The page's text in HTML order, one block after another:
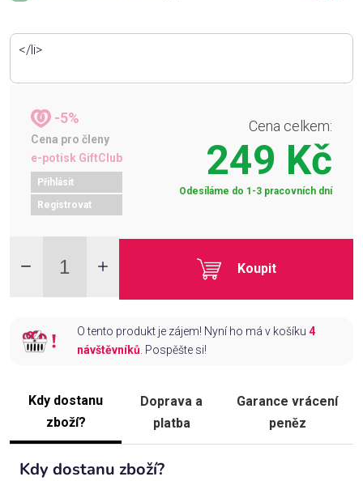
-5%
Cena pro členy
e-potisk GiftClub
Přihlásit
Registrovat
Cena celkem:
249 Kč
Odesíláme do 1-3 pracovních dní
Koupit
O tento produkt je zájem! Nyní ho má v košíku 4
návštěvníků. Pospěšte si!
Kdy dostanu
zboží?
Doprava a
platba
Garance vrácení
peněz
Kdy dostanu zboží?